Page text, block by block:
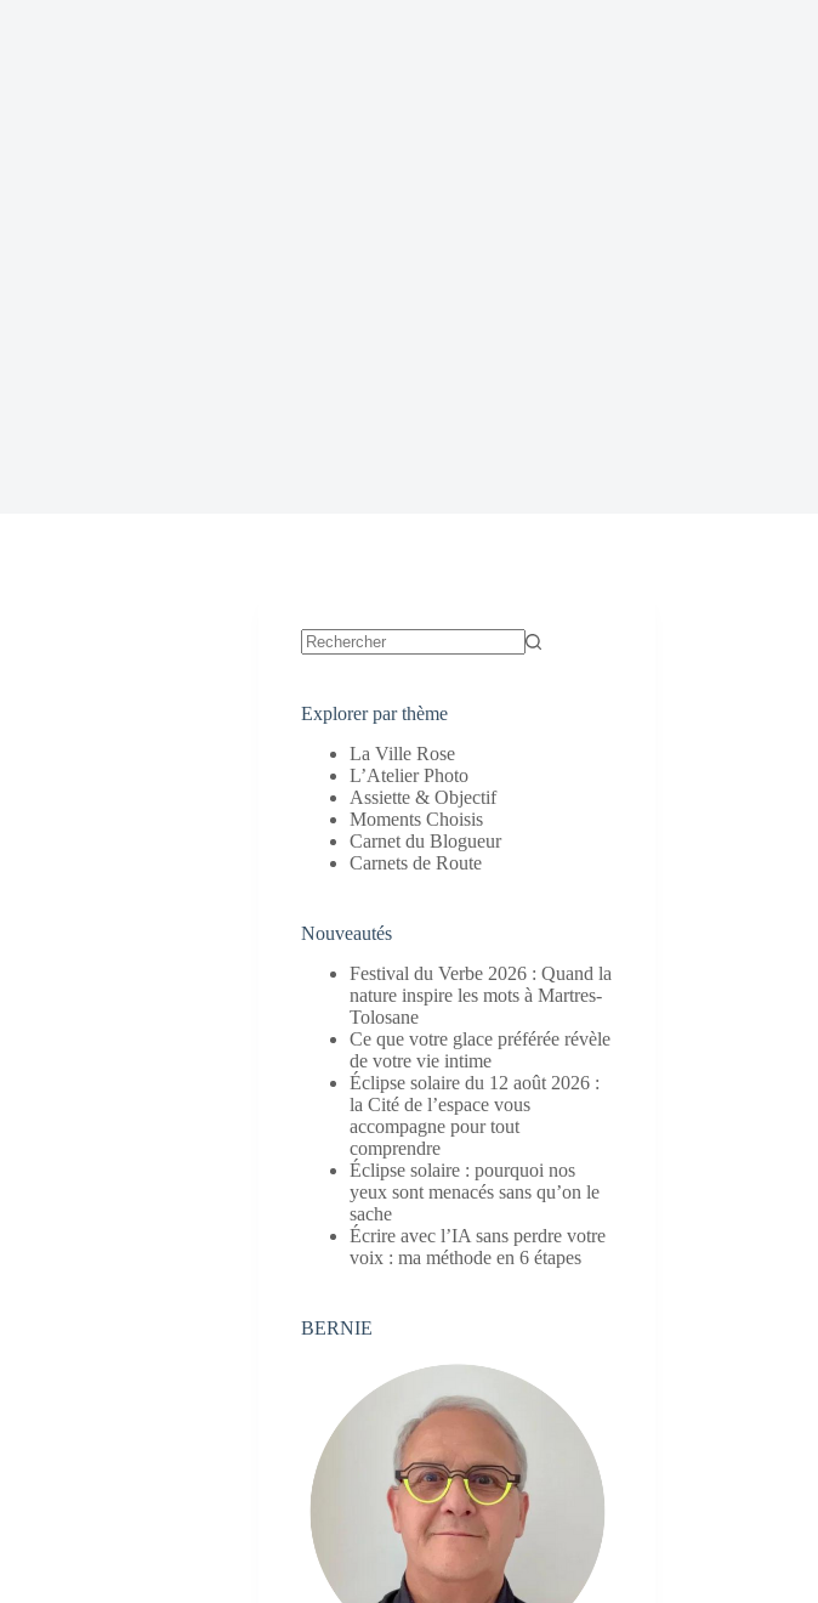
Explorer par thème
La Ville Rose
L’Atelier Photo
Assiette & Objectif
Moments Choisis
Carnet du Blogueur
Carnets de Route
Nouveautés
Festival du Verbe 2026 : Quand la
nature inspire les mots à Martres-
Tolosane
Ce que votre glace préférée révèle
de votre vie intime
Éclipse solaire du 12 août 2026 :
la Cité de l’espace vous
accompagne pour tout
comprendre
Éclipse solaire : pourquoi nos
yeux sont menacés sans qu’on le
sache
Écrire avec l’IA sans perdre votre
voix : ma méthode en 6 étapes
BERNIE